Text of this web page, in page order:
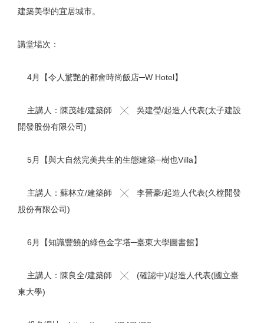
建築美學的宜居城市。
講堂場次：
4月【令人驚艷的都會時尚飯店─W Hotel】
主講人：陳茂雄/建築師 ╳ 吳建瑩/起造人代表(太子建設
開發股份有限公司)
5月【與大自然完美共生的生態建築─樹也Villa】
主講人：蘇林立/建築師 ╳ 李晉豪/起造人代表(久樘開發
股份有限公司)
6月【知識豐饒的綠色金字塔─臺東大學圖書館】
主講人：陳良全/建築師 ╳ (確認中)/起造人代表(國立臺
東大學)